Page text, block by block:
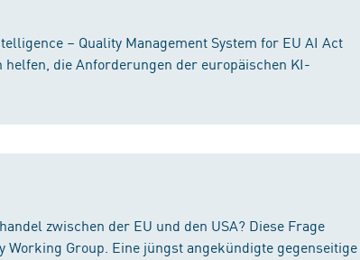
– Quality Management System for EU AI Act
die Anforderungen der europäischen KI-
zwischen der EU und den USA? Diese Frage
Group. Eine jüngst angekündigte gegenseitige